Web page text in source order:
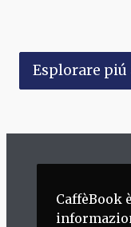
Esplorare
CaffèBook